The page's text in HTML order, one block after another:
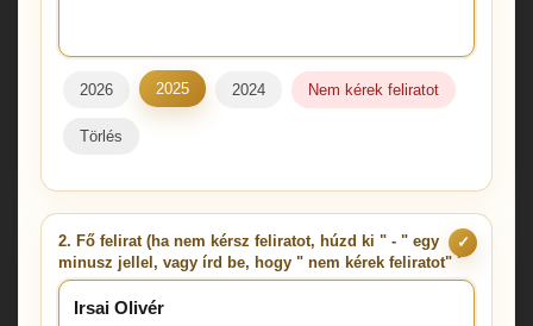
2026 2025 2024 Nem kérek feliratot
Törlés
2. Fő felirat (ha nem kérsz feliratot, húzd ki " - " egy
minusz jellel, vagy írd be, hogy " nem kérek feliratot"*
✓